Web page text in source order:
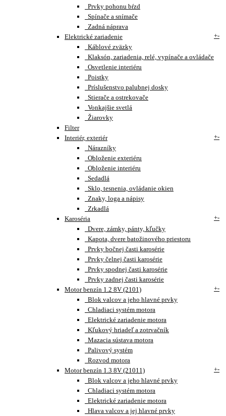
Prvky pohonu bŕzd
Spínače a snímače
Zadná náprava
Elektrické zariadenie
+-
Káblové zväzky
Klaksón, zariadenia, relé, vypínače a ovládače
Osvetlenie interiéru
Poistky
Príslušenstvo palubnej dosky
Stierače a ostrekovače
Vonkajšie svetlá
Žiarovky
Filter
Interiér, exteriér
+-
Nárazníky
Obloženie exteriéru
Obloženie interiéru
Sedadlá
Sklo, tesnenia, ovládanie okien
Znaky, loga a nápisy
Zrkadlá
Karoséria
+-
Dvere, zámky, pánty, kľučky
Kapota, dvere batožinového priestoru
Prvky bočnej časti karosérie
Prvky čelnej časti karosérie
Prvky spodnej časti karosérie
Prvky zadnej časti karosérie
Motor benzín 1.2 8V (2101)
+-
Blok valcov a jeho hlavné prvky
Chladiaci systém motora
Elektrické zariadenie motora
Kľukový hriadeľ a zotrvačník
Mazacia sústava motora
Palivový systém
Rozvod motora
Motor benzín 1.3 8V (21011)
+-
Blok valcov a jeho hlavné prvky
Chladiaci systém motora
Elektrické zariadenie motora
Hlava valcov a jej hlavné prvky